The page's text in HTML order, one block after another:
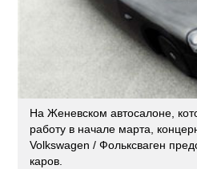
На Женевском автосалоне,
работу в начале марта,
Volkswagen / Фольксваген
каров.